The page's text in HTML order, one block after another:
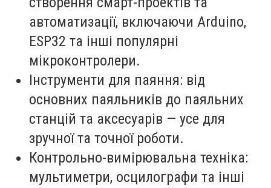
автоматизації, включаючи Arduino,
ESP32 та інші популярні
мікроконтролери.
Інструменти для паяння: від
основних паяльників до паяльних
станцій та аксесуарів — усе для
зручної та точної роботи.
Контрольно-вимірювальна техніка:
мультиметри, осцилографи та інші